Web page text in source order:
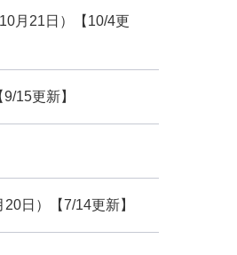
月21日）【10/4更
15更新】
日）【7/14更新】